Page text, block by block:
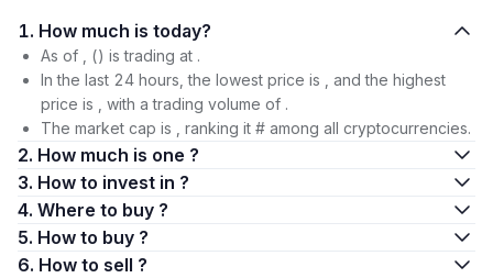
1. How much is today?
As of , () is trading at .
In the last 24 hours, the lowest price is , and the highest
price is , with a trading volume of .
The market cap is , ranking it # among all cryptocurrencies.
2. How much is one ?
3. How to invest in ?
4. Where to buy ?
5. How to buy ?
6. How to sell ?